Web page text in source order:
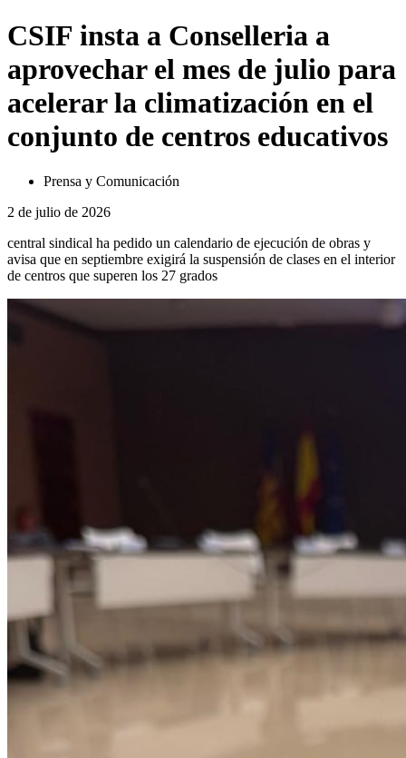
CSIF insta a Conselleria a
aprovechar el mes de julio para
acelerar la climatización en el
conjunto de centros educativos
Prensa y Comunicación
2 de julio de 2026
central sindical ha pedido un calendario de ejecución de obras y
avisa que en septiembre exigirá la suspensión de clases en el interior
de centros que superen los 27 grados